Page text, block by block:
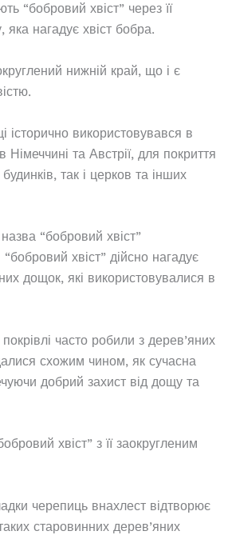
“бобровий хвіст” через її
нагадує хвіст бобра.
нижній край, що і є
історично використовувався в
та Австрії, для покриття
так і церков та інших
“бобровий хвіст”
хвіст” дійсно нагадує
дощок, які використовувалися в
часто робили з дерев’яних
схожим чином, як сучасна
добрий захист від дощу та
хвіст” з її заокругленим
черепиць внахлест відтворює
старовинних дерев’яних